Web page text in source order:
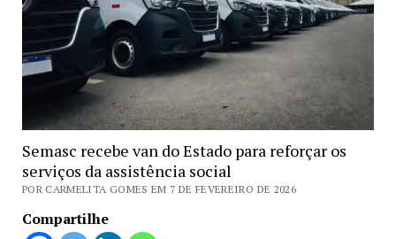
Semasc recebe van do Estado para reforçar os
serviços da assistência social
POR CARMELITA GOMES EM 7 DE FEVEREIRO DE 2026
Compartilhe